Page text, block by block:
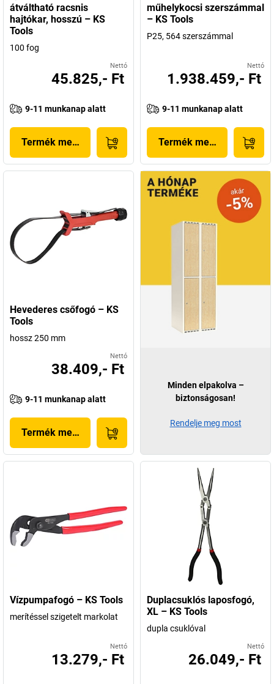
átváltható racsnis
hajtókar, hosszú – KS
Tools
100 fog
Nettó
45.825,- Ft
9-11 munkanap alatt
Termék megjelenítése
műhelykocsi szerszámmal
– KS Tools
P25, 564 szerszámmal
Nettó
1.938.459,- Ft
9-11 munkanap alatt
Termék megjelenítése
Hevederes csőfogó – KS
Tools
hossz 250 mm
Nettó
38.409,- Ft
9-11 munkanap alatt
Termék megjelenítése
Vízpumpafogó – KS Tools
merítéssel szigetelt markolat
Nettó
13.279,- Ft
Duplacsuklós laposfogó,
XL – KS Tools
dupla csuklóval
Nettó
26.049,- Ft
Minden elpakolva –
biztonságosan!
Rendelje meg most